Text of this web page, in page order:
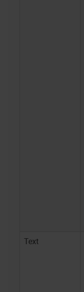
Text